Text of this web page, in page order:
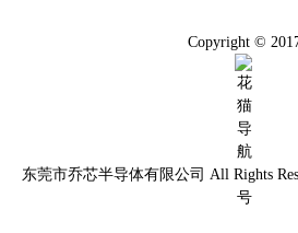
Copyright ©
东莞市乔芯半导体有限公司 All Rights
号